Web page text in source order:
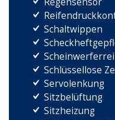
Schaltwippen
Schlüssellose
Servolenkung
Sitzbelüftung
Sitzheizung